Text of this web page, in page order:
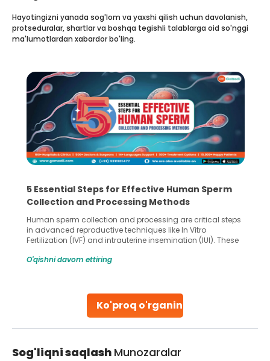
Ko'proq o'rganing
Hayotingizni yanada sog'lom va yaxshi qilish uchun davolanish,
protseduralar, shartlar va boshqa tegishli talablarga oid so'nggi
ma'lumotlardan xabardor bo'ling.
5 Essential Steps for Effective Human Sperm
Collection and Processing Methods
Human sperm collection and processing are critical steps
in advanced reproductive techniques like In Vitro
Fertilization (IVF) and intrauterine insemination (IUI). These
challenges and help couples achieve their dream of
collected, they process the
O'qishni davom ettiring
Sog'liqni saqlash Munozaralar